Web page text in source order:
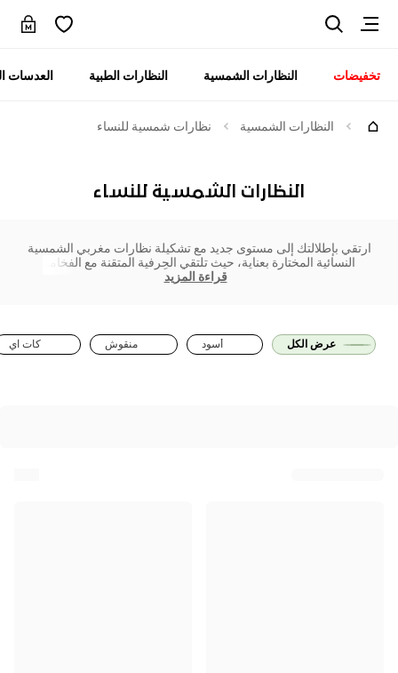
تخفيضات النظارات الشمسية النظارات الطبية العدسات
النظارات الشمسية نظارات شمسية للنساء
النظارات الشمسية للنساء
ارتقي بإطلالتك إلى مستوى جديد مع تشكيلة نظارات مغربي الشمسية
النسائية المختارة بعناية، حيث تلتقي الحِرفية المتقنة مع الفخامة
قراءة المزيد
عرض الكل أسود منقوش كات آي